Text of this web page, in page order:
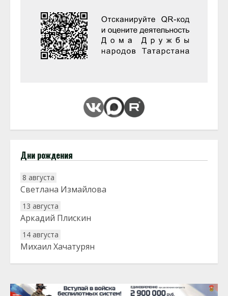
Дни рождения
8 августа
Светлана Измайлова
13 августа
Аркадий Плискин
14 августа
Михаил Хачатурян
20 августа
22 августа